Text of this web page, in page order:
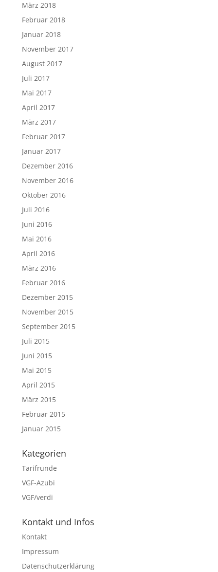
März 2018
Februar 2018
Januar 2018
November 2017
August 2017
Juli 2017
Mai 2017
April 2017
März 2017
Februar 2017
Januar 2017
Dezember 2016
November 2016
Oktober 2016
Juli 2016
Juni 2016
Mai 2016
April 2016
März 2016
Februar 2016
Dezember 2015
November 2015
September 2015
Juli 2015
Juni 2015
Mai 2015
April 2015
März 2015
Februar 2015
Januar 2015
Kategorien
Tarifrunde
VGF-Azubi
VGF/verdi
Kontakt und Infos
Kontakt
Impressum
Datenschutzerklärung